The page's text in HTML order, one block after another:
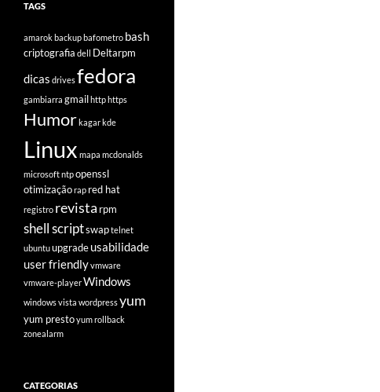
TAGS
amarokbackupbafometro bash
criptografia dell Deltarpm
dicas drivesfedora
gambiarra gmailhttphttps
Humorkagarkde
Linux mapa mcdonalds
microsoftntpopenssl
otimizaçãorap red hat
registro revista rpm
shell scriptswaptelnet
ubuntuupgradeusabilidade
user friendlyvmware
vmware-playerWindows
windows vista wordpressyum
yum prestoyum rollback
zonealarm
CATEGORIAS